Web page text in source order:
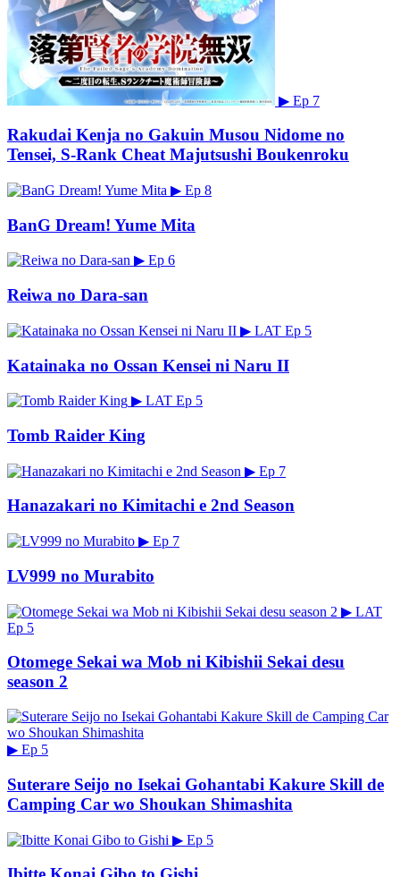
▶ Ep 7
Rakudai Kenja no Gakuin Musou Nidome no
Tensei, S-Rank Cheat Majutsushi Boukenroku
▶ Ep 8
BanG Dream! Yume Mita
▶ Ep 6
Reiwa no Dara-san
▶ LAT Ep 5
Katainaka no Ossan Kensei ni Naru II
▶ LAT Ep 5
Tomb Raider King
▶ Ep 7
Hanazakari no Kimitachi e 2nd Season
▶ Ep 7
LV999 no Murabito
▶ LAT
Ep 5
Otomege Sekai wa Mob ni Kibishii Sekai desu
season 2
▶ Ep 5
Suterare Seijo no Isekai Gohantabi Kakure Skill de
Camping Car wo Shoukan Shimashita
▶ Ep 5